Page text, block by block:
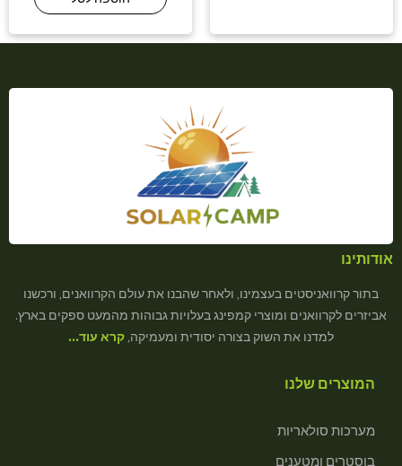
אודותינו
בתור קרוואניסטים בעצמינו, ולאחר שהבנו את עולם הקרוואנים, ורכשנו
אביזרים לקרוואנים ומוצרי קמפינג בעלויות גבוהות מהמעט ספקים בארץ.
למדנו את השוק בצורה יסודית ומעמיקה, קרא עוד…
המוצרים שלנו
מערכות סולאריות
בוסטרים ומטענים